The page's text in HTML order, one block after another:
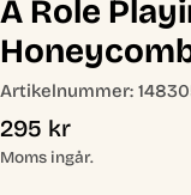
A Role
Artikelnummer:
Ordinarie
pris
295 kr
Moms ingår.